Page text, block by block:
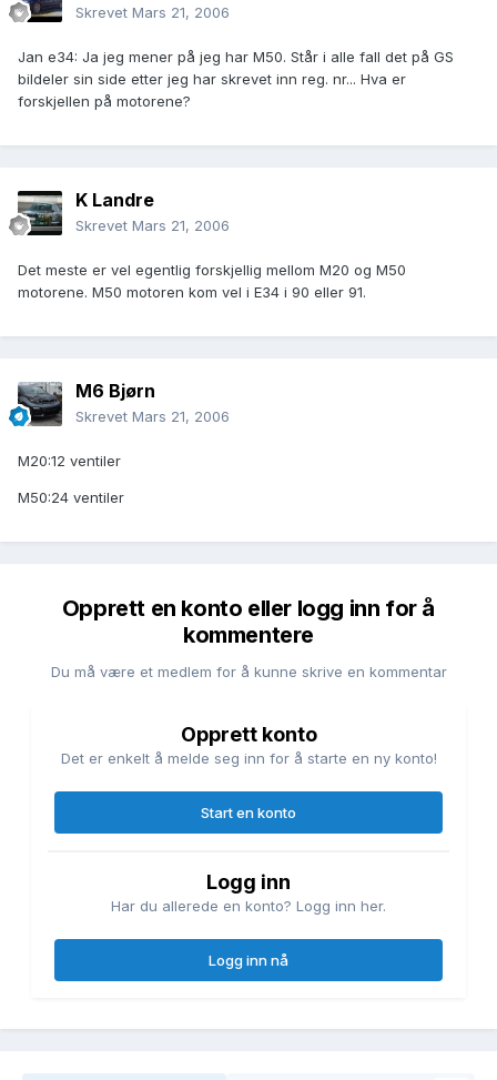
Skrevet Mars 21, 2006
Jan e34: Ja jeg mener på jeg har M50. Står i alle fall det på GS
bildeler sin side etter jeg har skrevet inn reg. nr... Hva er
forskjellen på motorene?
K Landre
Skrevet Mars 21, 2006
Det meste er vel egentlig forskjellig mellom M20 og M50
motorene. M50 motoren kom vel i E34 i 90 eller 91.
M6 Bjørn
Skrevet Mars 21, 2006
M20:12 ventiler
M50:24 ventiler
Opprett en konto eller logg inn for å
kommentere
Du må være et medlem for å kunne skrive en kommentar
Opprett konto
Det er enkelt å melde seg inn for å starte en ny konto!
Start en konto
Logg inn
Har du allerede en konto? Logg inn her.
Logg inn nå